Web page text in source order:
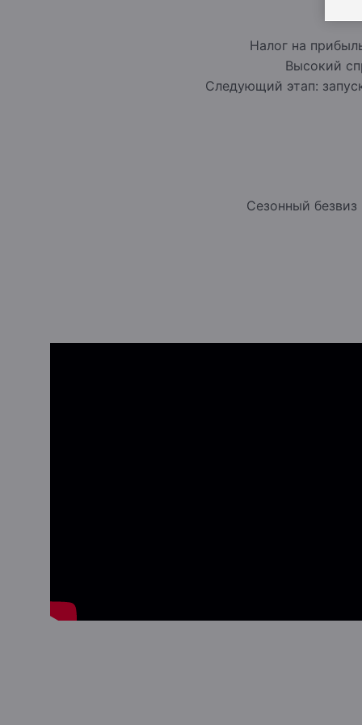
Налог на
Высокий
Следующий этап:
Сезонный